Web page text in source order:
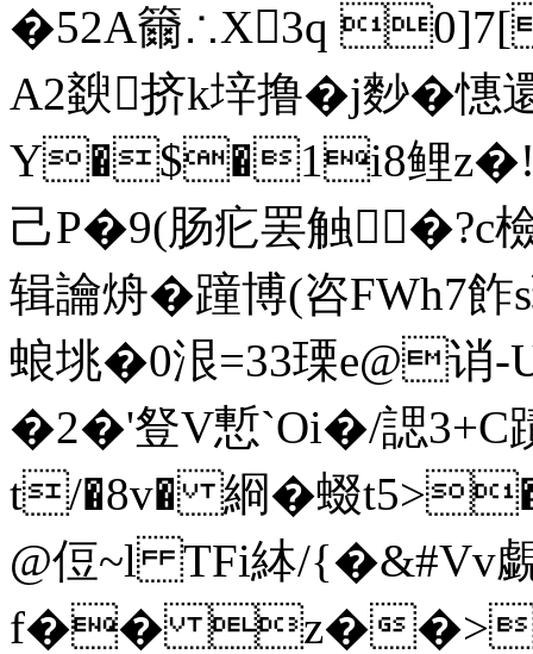
�52A籋∴Χ3q
A2斔挤k垶撸�j麨�
Y�$�1i8鲤
己P�9(肠疕罢触�?c
辑讑烐�蹱博(咨
蜋垗�0泿=33瑮e@诮-
�2�'豋V慙`Oi�/諰
t/�8v� 綗� 蝃
@侸 ~l TFi絊/{�&#Vv
f�� z��>飠